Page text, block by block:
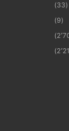
(33)
(9)